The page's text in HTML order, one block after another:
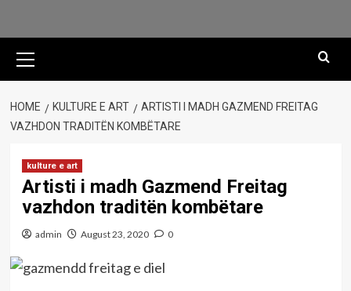
Menu
HOME KULTURE E ART
ARTISTI I MADH GAZMEND FREITAG
VAZHDON TRADITËN KOMBËTARE
kulture e art
Artisti i madh Gazmend Freitag
vazhdon traditën kombëtare
admin August 23, 2020 0